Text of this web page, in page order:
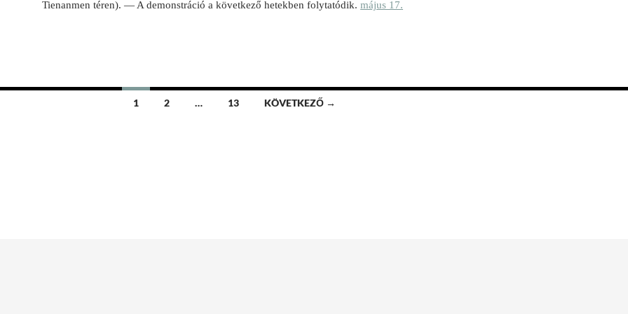
Tienanmen téren). — A demonstráció a következő hetekben folytatódik. május 17.
1 2 … 13 KÖVETKEZŐ →